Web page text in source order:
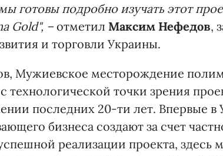
готовы подробно изучать этот
Gold", –отметил Максим Нефедов,
и торговли Украины.
Мужиевское месторождение
технологической точки зрения
последних 20-ти лет. Впервые
бизнеса создают за счет
реализации проекта, здесь